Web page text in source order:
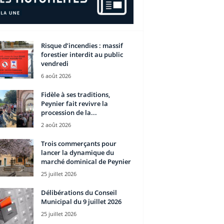
Risque d’incendies : massif
forestier interdit au public
vendredi
6 août 2026
Fidèle à ses traditions,
Peynier fait revivre la
procession de la...
2 août 2026
Trois commerçants pour
lancer la dynamique du
marché dominical de Peynier
25 juillet 2026
Délibérations du Conseil
Municipal du 9 juillet 2026
25 juillet 2026